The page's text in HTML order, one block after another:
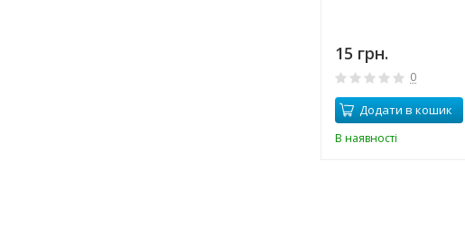
15 грн.
0
Додати в кошик
В наявності